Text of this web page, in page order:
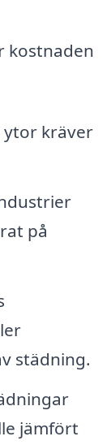
kostnaden
ytor kräver
på
städning.
jämfört